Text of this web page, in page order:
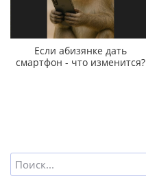
Если абизянке дать
смартфон - что изменится?